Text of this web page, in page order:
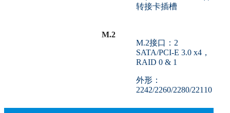
转接卡插槽
M.2
M.2接口：2
SATA/PCI-E 3.0 x4，
RAID 0 & 1
外形：
2242/2260/2280/22110